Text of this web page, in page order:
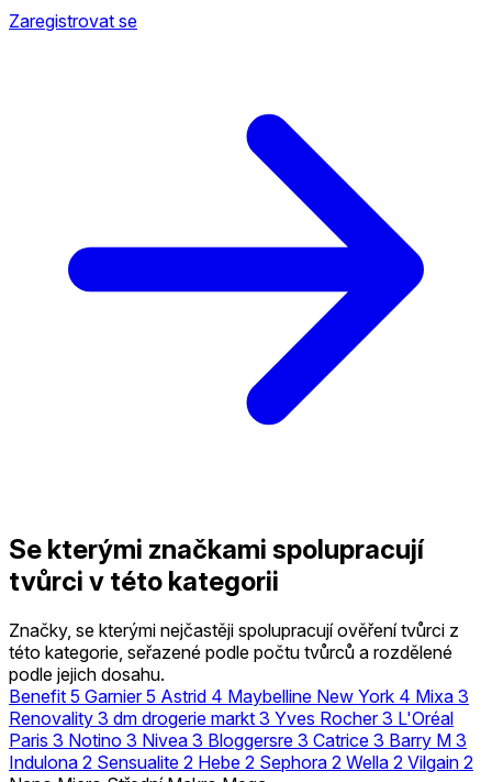
Zaregistrovat se
Se kterými značkami spolupracují
tvůrci v této kategorii
Značky, se kterými nejčastěji spolupracují ověření tvůrci z
této kategorie, seřazené podle počtu tvůrců a rozdělené
podle jejich dosahu.
Benefit 5 Garnier 5 Astrid 4 Maybelline New York 4 Mixa 3
Renovality 3 dm drogerie markt 3 Yves Rocher 3 L'Oréal
Paris 3 Notino 3 Nivea 3 Bloggersre 3 Catrice 3 Barry M 3
Indulona 2 Sensualite 2 Hebe 2 Sephora 2 Wella 2 Vilgain 2